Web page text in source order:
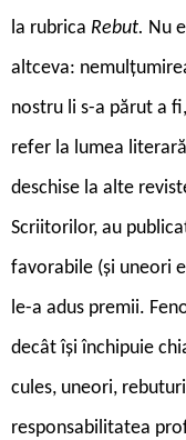
la rubrica Rebut. Nu
altceva:
nostru li s-a părut a
refer la lumea
deschise la alte
Scriitorilor, au
favorabile (și uneori
le-a adus premii.
decât își închipuie
cules, uneori,
responsabilitatea